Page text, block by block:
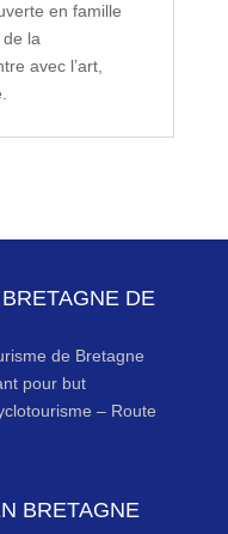
en famille
la
avec l’art,
DE
de Bretagne
pour but
– Route
BRETAGNE